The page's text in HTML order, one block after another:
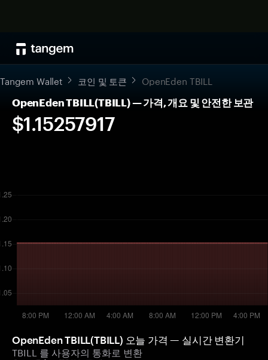
Tangem Wallet 코인 및 토큰 OpenEden TBILL
OpenEden TBILL(TBILL) — 가격, 개요 및 안전한 보관
$1.15257917
OpenEden TBILL(TBILL) 오늘 가격 — 실시간 변환기
TBILL 를 사용자의 통화로 변환